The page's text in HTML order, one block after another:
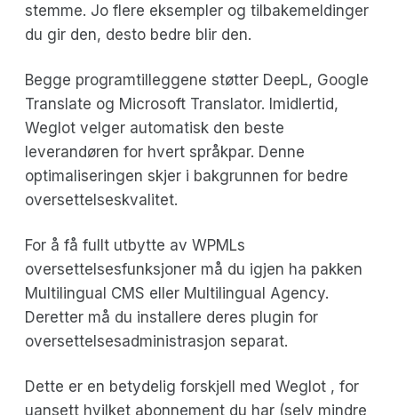
stemme. Jo flere eksempler og tilbakemeldinger
du gir den, desto bedre blir den.
Begge programtilleggene støtter DeepL, Google
Translate og Microsoft Translator. Imidlertid,
Weglot velger automatisk den beste
leverandøren for hvert språkpar. Denne
optimaliseringen skjer i bakgrunnen for bedre
oversettelseskvalitet.
For å få fullt utbytte av WPMLs
oversettelsesfunksjoner må du igjen ha pakken
Multilingual CMS eller Multilingual Agency.
Deretter må du installere deres plugin for
oversettelsesadministrasjon separat.
Dette er en betydelig forskjell med Weglot , for
uansett hvilket abonnement du har (selv mindre